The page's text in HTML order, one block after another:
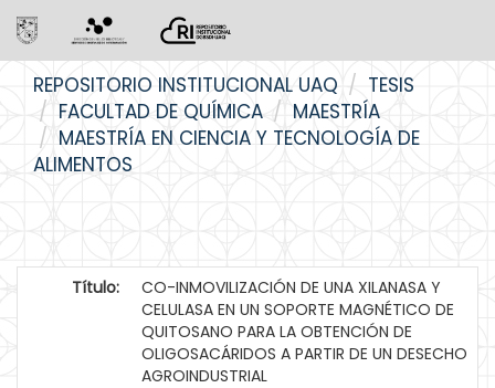
navigation
REPOSITORIO INSTITUCIONAL UAQ
TESIS
FACULTAD DE QUÍMICA
MAESTRÍA
MAESTRÍA EN CIENCIA Y TECNOLOGÍA DE
ALIMENTOS
Título:
CO-INMOVILIZACIÓN DE UNA XILANASA Y
CELULASA EN UN SOPORTE MAGNÉTICO DE
QUITOSANO PARA LA OBTENCIÓN DE
OLIGOSACÁRIDOS A PARTIR DE UN DESECHO
AGROINDUSTRIAL